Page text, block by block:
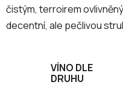
čistým, terroirem
decentní, ale pečlivou
VÍNO DLE
DRUHU